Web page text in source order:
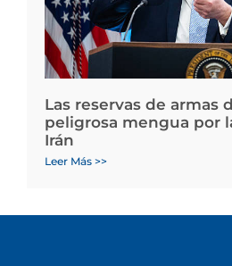
Las reservas de armas
peligrosa mengua por
Irán
Leer Más >>